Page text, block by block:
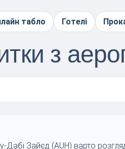
табло Готелі
з
Дабі Зайєд (AUH) варто